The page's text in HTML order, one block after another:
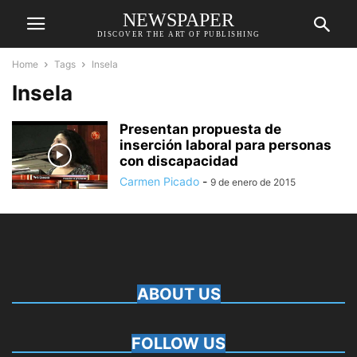
NEWSPAPER
DISCOVER THE ART OF PUBLISHING
Home Tags Insela
Insela
Presentan propuesta de
inserción laboral para personas
con discapacidad
Carmen Picado - 9 de enero de 2015
ABOUT US
FOLLOW US